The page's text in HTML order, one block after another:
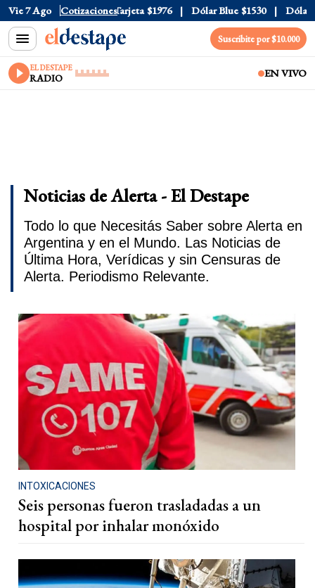
Vie 7 Ago Cotizaciones
$1520 Dólar Tarjeta $1976 Dólar Blue $1530 Dólar
Suscribite por $10.000
EL DESTAPE
RADIO EN VIVO
Noticias de Alerta - El Destape
Todo lo que Necesitás Saber sobre Alerta en
Argentina y en el Mundo. Las Noticias de
Última Hora, Verídicas y sin Censuras de
Alerta. Periodismo Relevante.
INTOXICACIONES
Seis personas fueron trasladadas a un
hospital por inhalar monóxido